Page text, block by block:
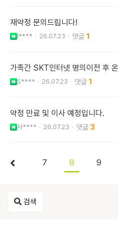
재약정 문의드립니다!
l**** 26.07.23 1
가족간 SKT인터넷 명의이전 후
S**** 26.07.23 1
약정 만료 및 이사 예정입니다.
사**** 26.07.23 3
7 8 9
검색